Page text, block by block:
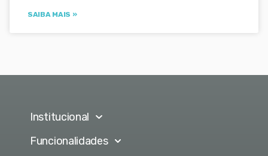
SAIBA MAIS »
Institucional
Funcionalidades